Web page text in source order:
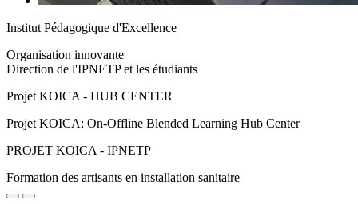
Institut Pédagogique d'Excellence
Organisation innovante
Direction de l'IPNETP et les étudiants
Projet KOICA - HUB CENTER
Projet KOICA: On-Offline Blended Learning Hub Center
PROJET KOICA - IPNETP
Formation des artisants en installation sanitaire